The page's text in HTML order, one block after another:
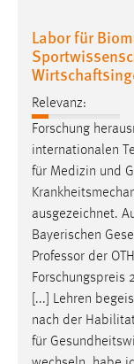
Labor für
Relevanz:
Forschung
internationalen
für Medizin und
ausgezeichnet.
Bayerischen
Professor der
Forschungspreis
[...] Lehren
nach der
für
3 Monate
Facebook
Name:
_fbp
Anbieter:
Facebook
Zweck:
Conversion-
Cookie
3 Monate